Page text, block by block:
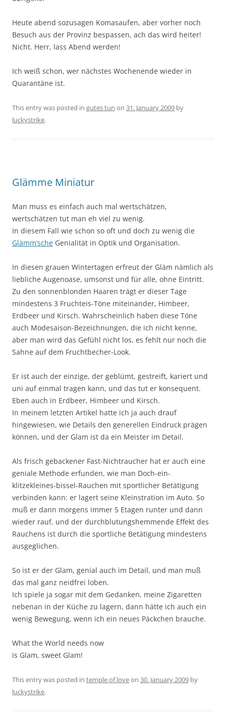
Heute abend sozusagen Komasaufen, aber vorher noch
Besuch aus der Provinz bespassen, ach das wird heiter!
Nicht. Herr, lass Abend werden!
Ich weiß schon, wer nächstes Wochenende wieder in
Quarantäne ist.
This entry was posted in gutes tun on 31. January 2009 by
luckystrike.
Glämme Miniatur
Man muss es einfach auch mal wertschätzen,
wertschätzen tut man eh viel zu wenig.
In diesem Fall wie schon so oft und doch zu wenig die
Glämm’sche Genialität in Optik und Organisation.
In diesen grauen Wintertagen erfreut der Gläm nämlich als
liebliche Augenoase, umsonst und für alle, ohne Eintritt.
Zu den sonnenblonden Haaren trägt er dieser Tage
mindestens 3 Fruchteis-Töne miteinander, Himbeer,
Erdbeer und Kirsch. Wahrscheinlich haben diese Töne
auch Modesaison-Bezeichnungen, die ich nicht kenne,
aber man wird das Gefühl nicht los, es fehlt nur noch die
Sahne auf dem Fruchtbecher-Look.
Er ist auch der einzige, der geblümt, gestreift, kariert und
uni auf einmal tragen kann, und das tut er konsequent.
Eben auch in Erdbeer, Himbeer und Kirsch.
In meinem letzten Artikel hatte ich ja auch drauf
hingewiesen, wie Details den generellen Eindruck prägen
können, und der Glam ist da ein Meister im Detail.
Als frisch gebackener Fast-Nichtraucher hat er auch eine
geniale Methode erfunden, wie man Doch-ein-
klitzekleines-bissel-Rauchen mit sportlicher Betätigung
verbinden kann: er lagert seine Kleinstration im Auto. So
muß er dann morgens immer 5 Etagen runter und dann
wieder rauf, und der durchblutungshemmende Effekt des
Rauchens ist durch die sportliche Betätigung mindestens
ausgeglichen.
So ist er der Glam, genial auch im Detail, und man muß
das mal ganz neidfrei loben.
Ich spiele ja sogar mit dem Gedanken, meine Zigaretten
nebenan in der Küche zu lagern, dann hätte ich auch ein
wenig Bewegung, wenn ich ein neues Päckchen brauche.
What the World needs now
is Glam, sweet Glam!
This entry was posted in temple of loveon 30. January 2009 by
luckystrike.